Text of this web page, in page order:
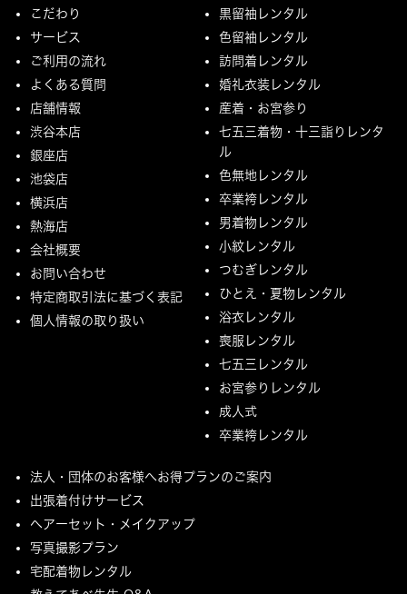
こだわり
サービス
ご利用の流れ
よくある質問
店舗情報
渋谷本店
銀座店
池袋店
横浜店
熱海店
会社概要
お問い合わせ
特定商取引法に基づく表記
個人情報の取り扱い
黒留袖レンタル
色留袖レンタル
訪問着レンタル
婚礼衣装レンタル
産着・お宮参り
七五三着物・十三詣りレンタ
ル
色無地レンタル
卒業袴レンタル
男着物レンタル
小紋レンタル
つむぎレンタル
ひとえ・夏物レンタル
浴衣レンタル
喪服レンタル
七五三レンタル
お宮参りレンタル
成人式
卒業袴レンタル
法人・団体のお客様へお得プランのご案内
出張着付けサービス
ヘアーセット・メイクアップ
写真撮影プラン
宅配着物レンタル